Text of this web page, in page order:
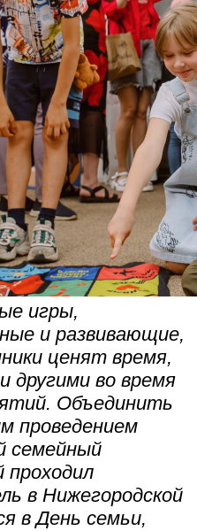
игры,
и развивающие,
ценят время,
другими во время
Объединить
проведением
семейный
в Нижегородской
в День семьи,